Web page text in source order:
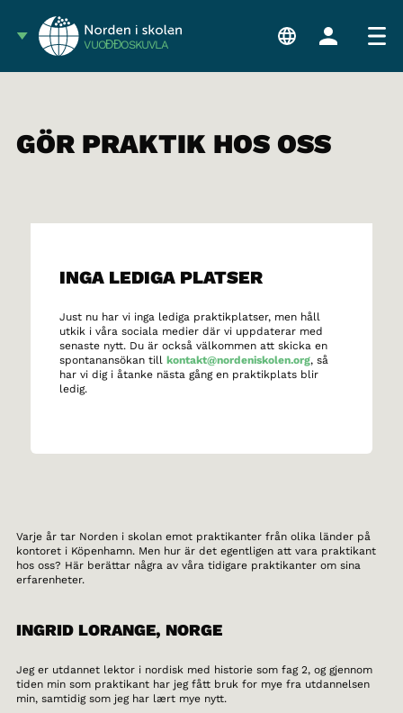
VUOĐĐOSKUVLA
GÖR PRAKTIK HOS OSS
INGA LEDIGA PLATSER
Just nu har vi inga lediga praktikplatser, men håll
utkik i våra sociala medier där vi uppdaterar med
senaste nytt. Du är också välkommen att skicka en
spontanansökan till kontakt@nordeniskolen.org, så
har vi dig i åtanke nästa gång en praktikplats blir
ledig.
Varje år tar Norden i skolan emot praktikanter från olika länder på
kontoret i Köpenhamn. Men hur är det egentligen att vara praktikant
hos oss? Här berättar några av våra tidigare praktikanter om sina
erfarenheter.
INGRID LORANGE, NORGE
Jeg er utdannet lektor i nordisk med historie som fag 2, og gjennom
tiden min som praktikant har jeg fått bruk for mye fra utdannelsen
min, samtidig som jeg har lært mye nytt.